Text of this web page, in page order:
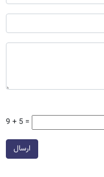
9 + 5 =
ارسال